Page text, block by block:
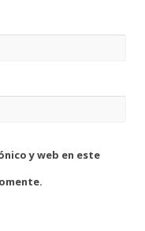
y web en este